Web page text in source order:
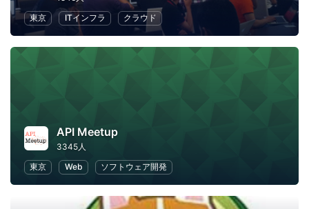
東京
ITインフラ クラウド
API Meetup
3345人
東京
Web ソフトウェア開発